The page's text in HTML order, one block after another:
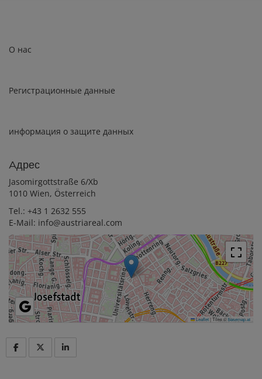
О нас
Регистрационные данные
информация о защите данных
Aдрес
Jasomirgottstraße 6/Xb
1010 Wien, Österreich
Tel.: +43 1 2632 555
E-Mail: info@austriareal.com
Leaflet|Tiles ©basemap.at